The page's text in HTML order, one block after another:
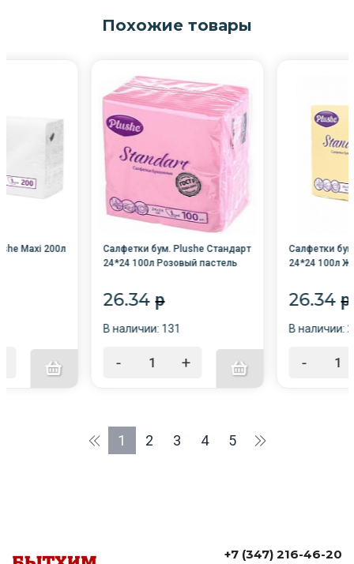
Похожие товары
Maxi 200л
Салфетки бум. Plushe Стандарт
24*24 100л Розовый пастель
26.34 p
В наличии: 131
- +
Салфетки
24*24 100л
26.34 p
В наличии:
-
1 2 3 4 5
+7 (347) 216-46-20